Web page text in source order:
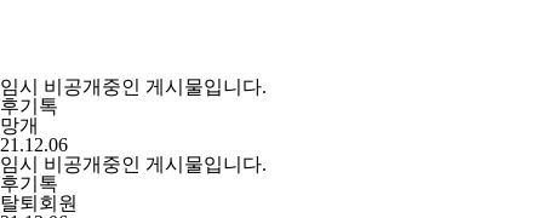
임시 비공개중인 게시물입니다.
후기톡
망개
21.12.06
임시 비공개중인 게시물입니다.
후기톡
탈퇴회원